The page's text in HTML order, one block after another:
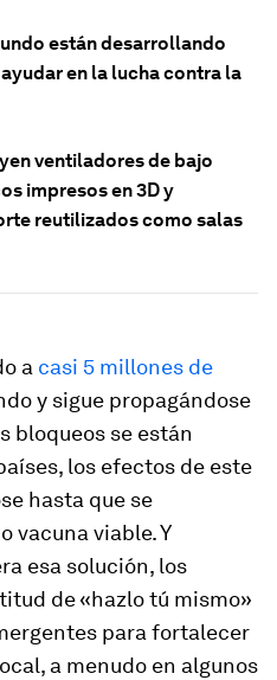
están desarrollando
en la lucha contra la
ventiladores de bajo
impresos en 3D y
reutilizados como salas
a casi 5 millones de
y sigue propagándose
bloqueos se están
los efectos de este
hasta que se
vacuna viable. Y
esa solución, los
de «hazlo tú mismo»
para fortalecer
a menudo en algunos